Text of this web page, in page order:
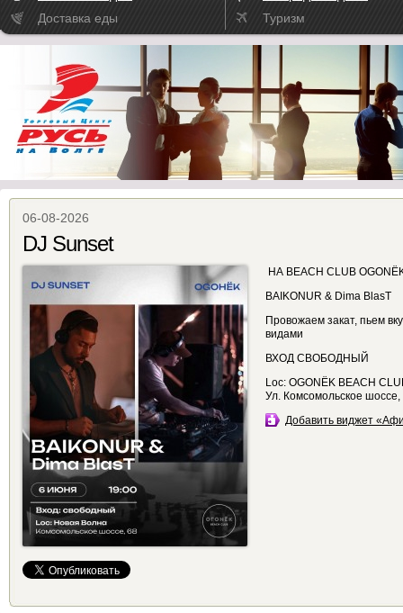
Доставка еды
Туризм
06-08-2026
DJ Sunset
НА BEACH CLUB
BAIKONUR & Dima BlasT
Провожаем закат, пьем
видами
ВХОД СВОБОДНЫЙ
Loc: OGONËK BEACH
Ул. Комсомольское шоссе,
Добавить виджет